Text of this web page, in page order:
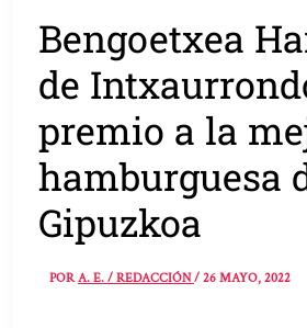
Bengoetxea
de
premio a la
hamburguesa
Gipuzkoa
PORA. E. / REDACCIÓN/26 MAYO, 2022